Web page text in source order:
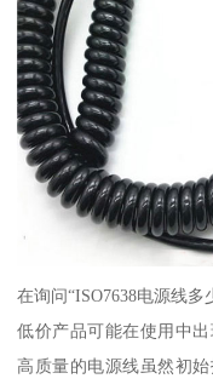
在询问“ISO7638电源线多
低价产品可能在使用中
高质量的电源线虽然初